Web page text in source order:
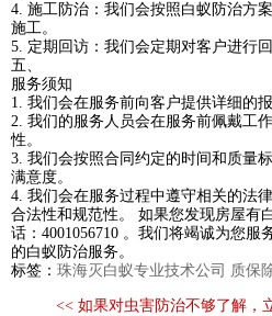
4. 施工防治：我们会按照白蚁防治方
施工。
5. 定期回访：我们会定期对客户进行
五、
服务须知
1. 我们会在服务前向客户提供详细的
2. 我们的服务人员会在服务前佩戴工
性。
3. 我们会按照合同约定的时间和质量
满意度。
4. 我们会在服务过程中遵守相关的法
合法性和规范性。 如果您发现房屋有
话：4001056710 。我们将竭诚为您
的白蚁防治服务。
标签： 珠海灭白蚁专业技术公司 质保
<< 如果对虫害防治不够了解，